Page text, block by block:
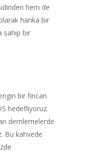
hem de
harika bir
sahip bir
bir fincan
hedefliyoruz.
demlemelerde
Bu kahvede